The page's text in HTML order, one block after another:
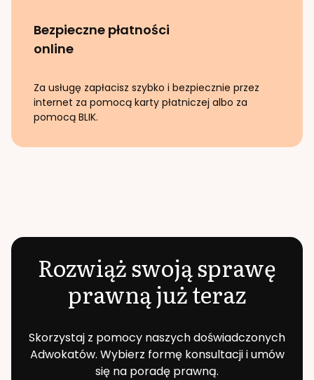
Bezpieczne płatności
online
Za usługę zapłacisz szybko i bezpiecznie przez
internet za pomocą karty płatniczej albo za
pomocą BLIK.
Rozwiąż swoją sprawę
prawną już teraz
Skorzystaj z pomocy naszych doświadczonych
Adwokatów. Wybierz formę konsultacji i umów
się na poradę prawną.